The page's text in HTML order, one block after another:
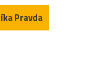
Pravda